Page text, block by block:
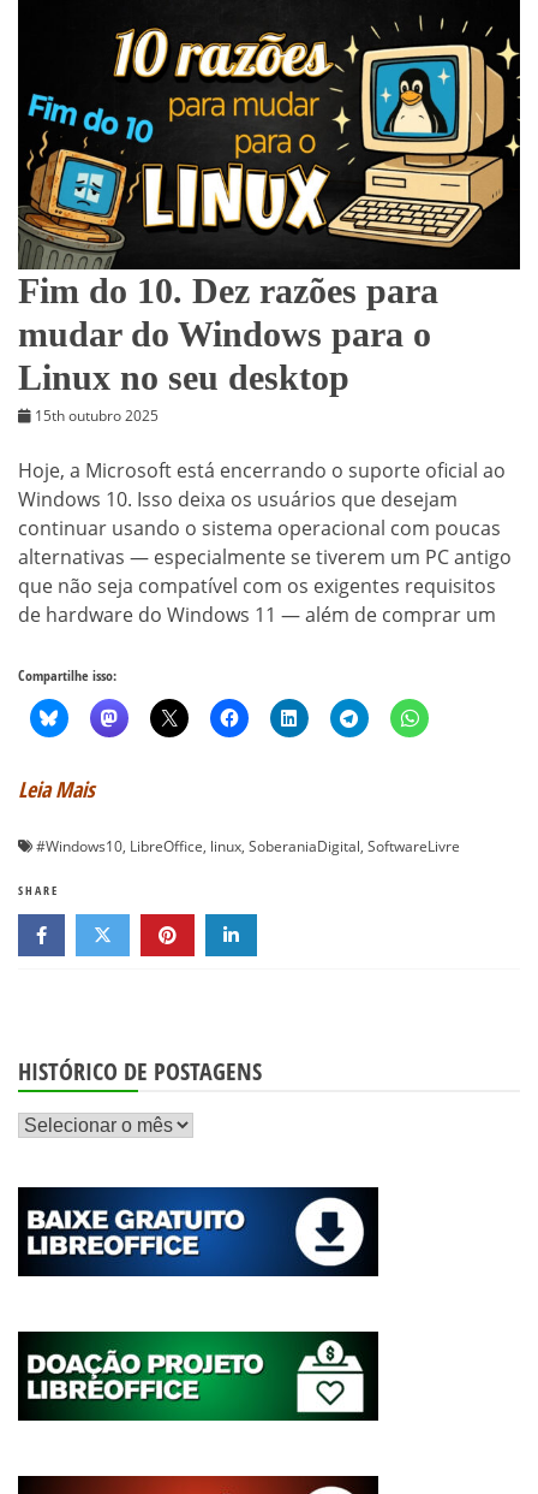
Fim do 10. Dez razões para
mudar do Windows para o
Linux no seu desktop
15th outubro 2025
Hoje, a Microsoft está encerrando o suporte oficial ao
Windows 10. Isso deixa os usuários que desejam
continuar usando o sistema operacional com poucas
alternativas — especialmente se tiverem um PC antigo
que não seja compatível com os exigentes requisitos
de hardware do Windows 11 — além de comprar um
Compartilhe isso:
Leia Mais
#Windows10, LibreOffice, linux, SoberaniaDigital, SoftwareLivre
SHARE
HISTÓRICO DE POSTAGENS
Histórico
postagens